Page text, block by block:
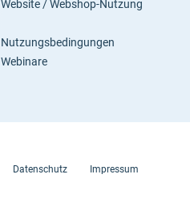
Website / Webshop-Nutzung
Nutzungsbedingungen
Webinare
Datenschutz Impressum